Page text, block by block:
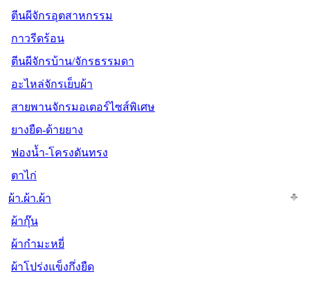
ตีนผีจักรอุตสาหกรรม
กาวรีดร้อน
ตีนผีจักรบ้าน/จักรธรรมดา
อะไหล่จักรเย็บผ้า
สายพานจักรมอเตอร์ไซส์พิเศษ
ยางยืด-ด้ายยาง
ฟองน้ำ-โครงดันทรง
ตาไก่
ผ้า.ผ้า.ผ้า
ผ้ากุ๊น
ผ้ากำมะหยี่
ผ้าโปร่งแข็งกึ่งยืด